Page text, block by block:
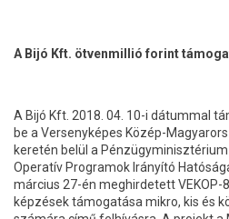
A Bijó Kft. ötvenmillió forint
A Bijó Kft. 2018. 04. 10-i dátummal
be a Versenyképes Közép-
keretén belül a
Operatív Programok Irányító
március 27-én meghirdetett VEKOP-
képzések támogatása mikro, kis és